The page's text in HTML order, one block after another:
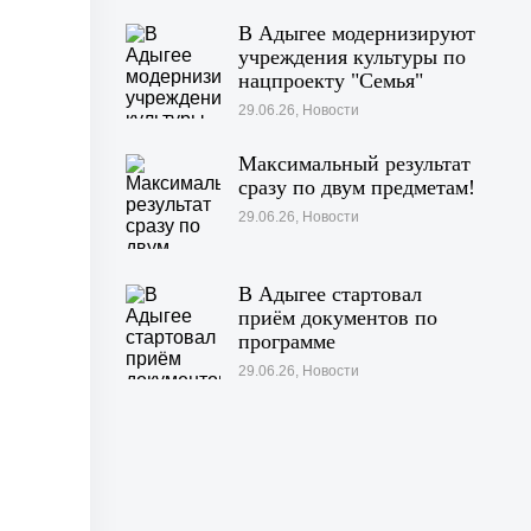
В Адыгее модернизируют
учреждения культуры по
нацпроекту "Семья"
29.06.26, Новости
Максимальный результат
сразу по двум предметам!
29.06.26, Новости
В Адыгее стартовал
приём документов по
программе
«Профессионалитет»
29.06.26, Новости